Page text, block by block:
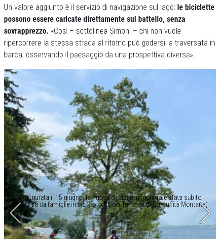
Un valore aggiunto è il servizio di navigazione sul lago: le biciclette
possono essere caricate direttamente sul battello, senza
sovrapprezzo. «Così – sottolinea Simoni – chi non vuole
ripercorrere la stessa strada al ritorno può godersi la traversata in
barca, osservando il paesaggio da una prospettiva diversa».
Inaugurata il 15 giugno, la nuova ciclabile lungolago è stata subito
percorsa da famiglie in bici (foto Ufficio Turismo di Comunità Montana)